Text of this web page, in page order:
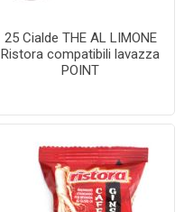
25 Cialde THE AL LIMONE
Ristora compatibili lavazza
POINT